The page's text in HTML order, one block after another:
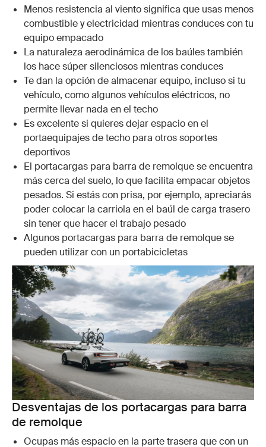
Menos resistencia al viento significa que usas menos
combustible y electricidad mientras conduces con tu
equipo empacado
La naturaleza aerodinámica de los baúles también
los hace súper silenciosos mientras conduces
Te dan la opción de almacenar equipo, incluso si tu
vehículo, como algunos vehículos eléctricos, no
permite llevar nada en el techo
Es excelente si quieres dejar espacio en el
portaequipajes de techo para otros soportes
deportivos
El portacargas para barra de remolque se encuentra
más cerca del suelo, lo que facilita empacar objetos
pesados. Si estás con prisa, por ejemplo, apreciarás
poder colocar la carriola en el baúl de carga trasero
sin tener que hacer el trabajo pesado
Algunos portacargas para barra de remolque se
pueden utilizar con un portabicicletas
Desventajas de los portacargas para barra
de remolque
Ocupas más espacio en la parte trasera que con un